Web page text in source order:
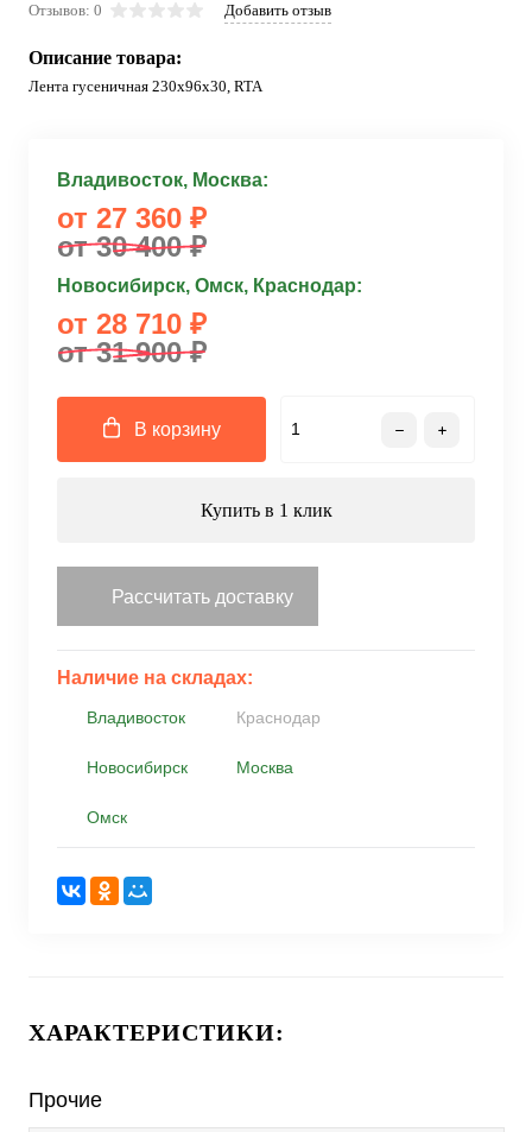
Отзывов: 0 Добавить отзыв
Описание товара:
Лента гусеничная 230x96x30, RTA
Владивосток, Москва:
от 27 360 ₽
от 30 400 ₽
Новосибирск, Омск, Краснодар:
от 28 710 ₽
от 31 900 ₽
В корзину
Купить в 1 клик
Рассчитать доставку
Наличие на складах:
Владивосток Краснодар
Новосибирск Москва
Омск
ХАРАКТЕРИСТИКИ:
Прочие